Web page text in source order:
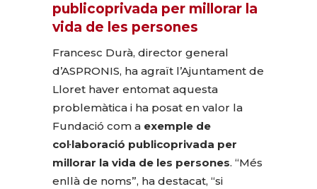
publicoprivada per millorar la
vida de les persones
Francesc Durà, director general
d’ASPRONIS, ha agraït l’Ajuntament de
Lloret haver entomat aquesta
problemàtica i ha posat en valor la
Fundació com a exemple de
col·laboració publicoprivada per
millorar la vida de les persones. “Més
enllà de noms”, ha destacat, “si